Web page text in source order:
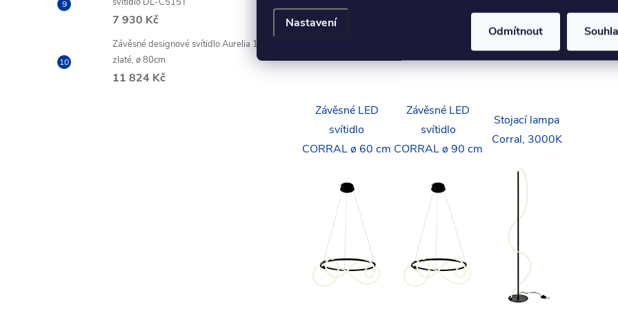
Nastavení
Odmítnout
7 930 Kč
Závěsné designové svítidlo Aurelia 1,
zlaté, ø 80cm
11 824 Kč
Závěsné LED
svítidlo
CORRAL ø 60 cm
Závěsné LED
svítidlo
CORRAL ø 90 cm
Stojací lampa
Corral, 3000K